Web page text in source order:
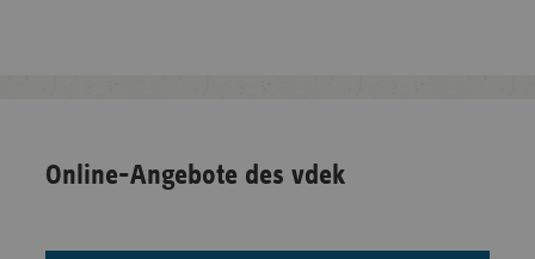
Online-Angebote des vdek